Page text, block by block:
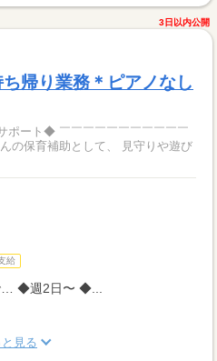
3日以内公開
帰り業務＊ピアノなし
ポート◆ ￣￣￣￣￣￣￣￣￣￣￣
の保育補助として、 見守りや遊び
給
… ◆週2日〜 ◆...
と見る